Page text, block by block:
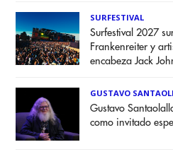
SURFESTIVAL
Surfestival 2027
Frankenreiter y
encabeza Jack
GUSTAVO
Gustavo
como invitado